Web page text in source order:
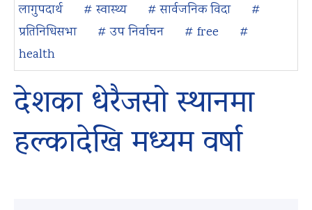
लागुपदार्थ
# स्वास्थ्य # सार्वजनिक विदा
#
प्रतिनिधिसभा
# उप निर्वाचन # free
#
health
देशका धेरैजसो स्थानमा
हल्कादेखि मध्यम वर्षा